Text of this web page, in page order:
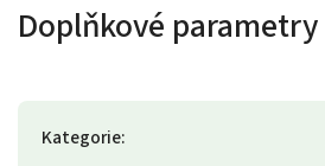
Doplňkové parametry
Kategorie: